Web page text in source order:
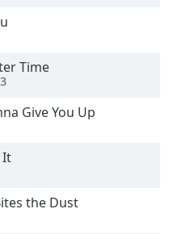
Time
Give You Up
It
the Dust